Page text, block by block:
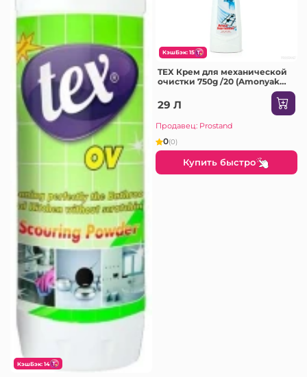
КэшБэк: 14
КэшБэк: 15
TEX Крем для механической
очистки 750g /20 (Amonyak
29 Л
Продавец: Prostand
0(0)
Купить быстро